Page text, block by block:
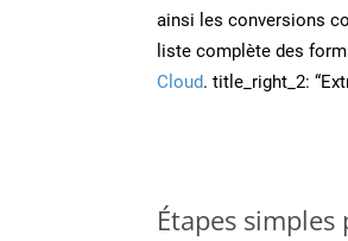
ainsi les conversions
liste complète des
Cloud. title_right_2:
Étapes